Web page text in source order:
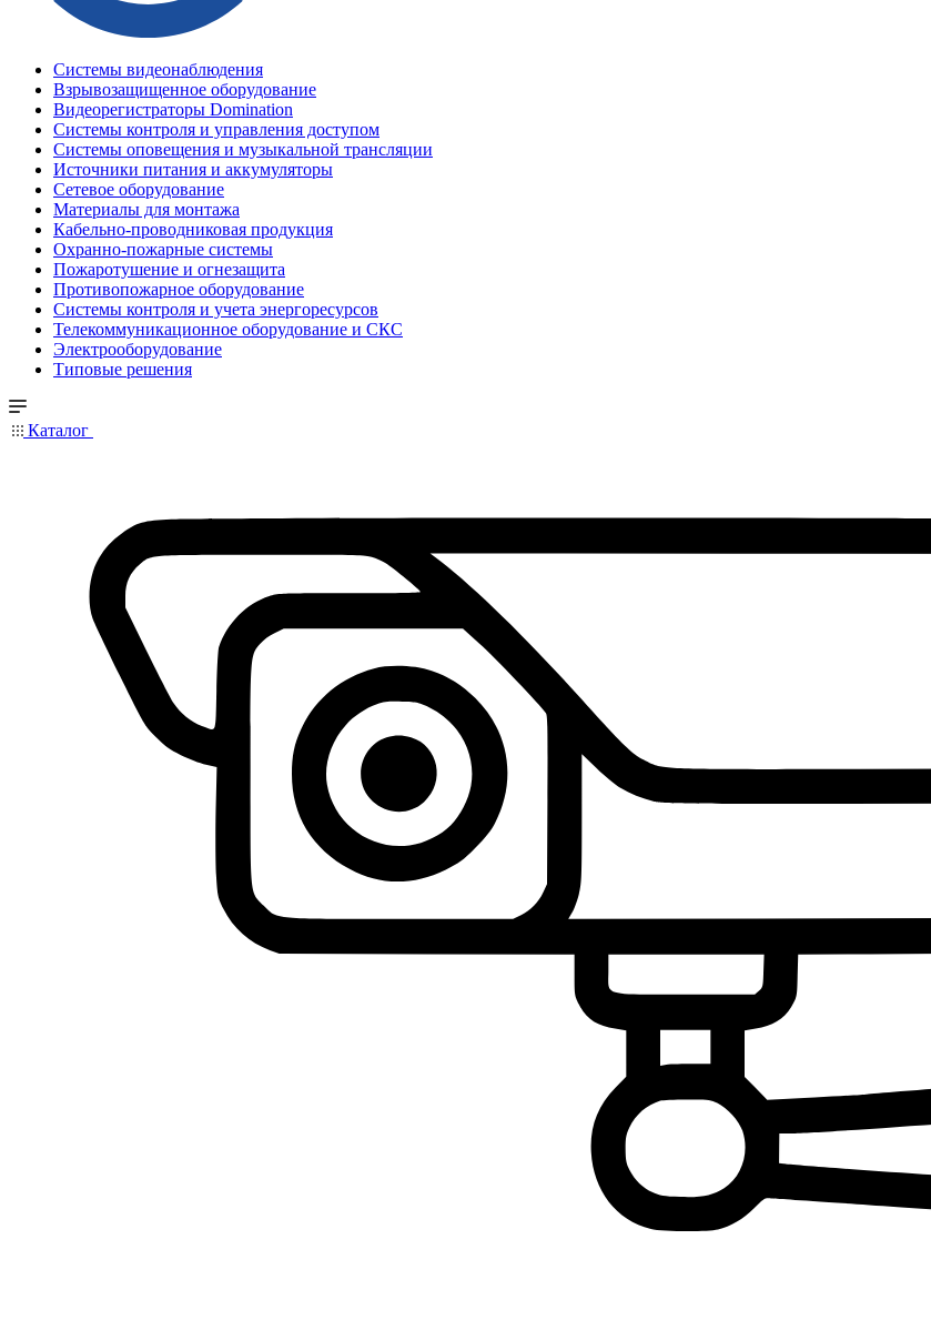
Системы видеонаблюдения
Взрывозащищенное оборудование
Видеорегистраторы Domination
Системы контроля и управления доступом
Системы оповещения и музыкальной трансляции
Источники питания и аккумуляторы
Сетевое оборудование
Материалы для монтажа
Кабельно-проводниковая продукция
Охранно-пожарные системы
Пожаротушение и огнезащита
Противопожарное оборудование
Системы контроля и учета энергоресурсов
Телекоммуникационное оборудование и СКС
Электрооборудование
Типовые решения
Каталог